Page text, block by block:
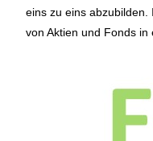
eins zu eins abzubilden.
von Aktien und Fonds in